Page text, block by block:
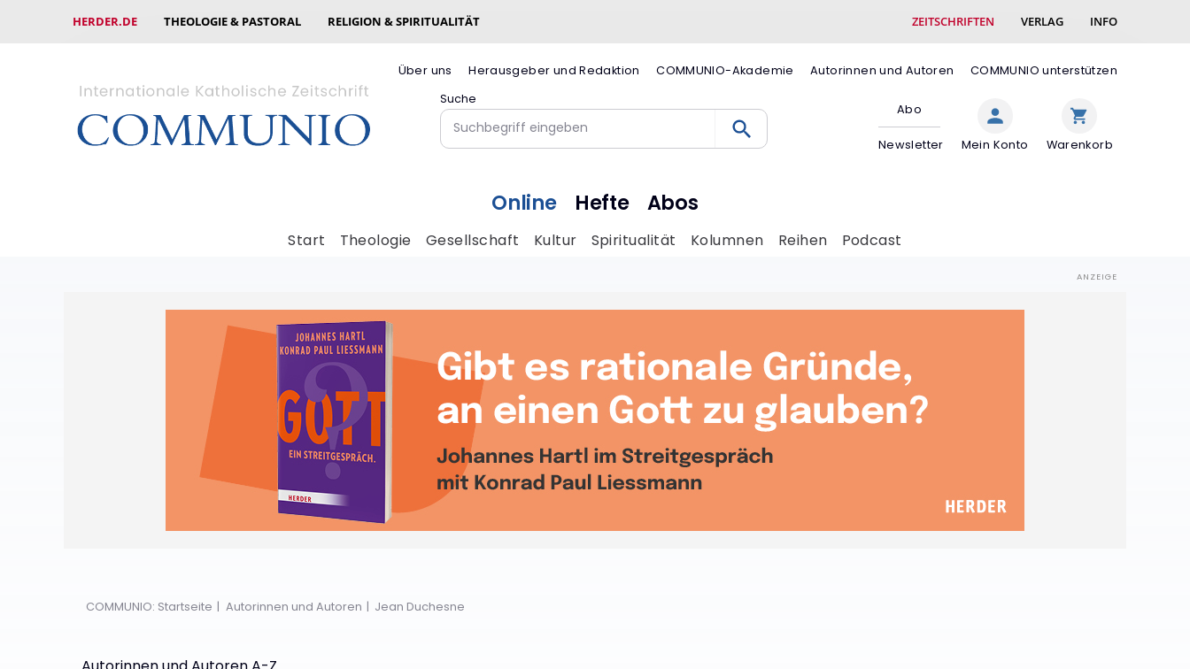
HERDER.DE THEOLOGIE & PASTORAL RELIGION & SPIRITUALITÄT ZEITSCHRIFTEN VERLAG INFO
Über uns Herausgeber und Redaktion COMMUNIO-Akademie Autorinnen und Autoren
COMMUNIO unterstützen
Suche
Abo
Newsletter Mein Konto Warenkorb
Online Hefte Abos
Start Theologie Gesellschaft Kultur Spiritualität Kolumnen Reihen Podcast
COMMUNIO: Startseite Autorinnen und Autoren Jean Duchesne